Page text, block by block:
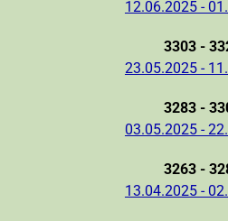
12.06.2025 -
3303 -
23.05.2025 -
3283 -
03.05.2025 -
3263 -
13.04.2025 -